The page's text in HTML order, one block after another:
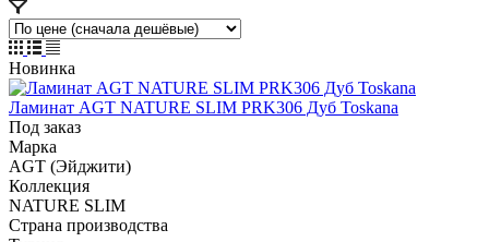
Новинка
Ламинат AGT NATURE SLIM PRK306 Дуб Toskana
Под заказ
Марка
AGT (Эйджити)
Коллекция
NATURE SLIM
Страна производства